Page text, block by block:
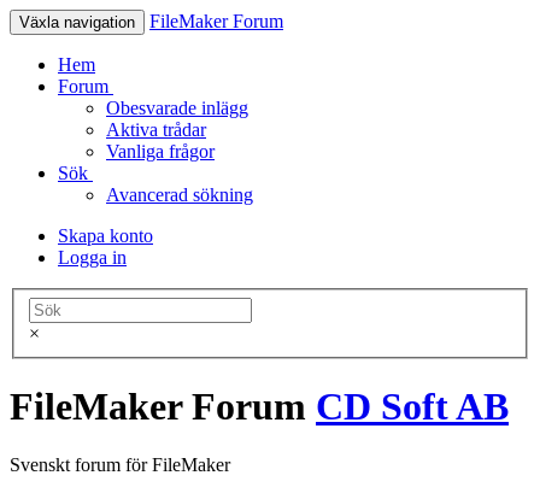
Växla navigation FileMaker Forum
Hem
Forum
Obesvarade inlägg
Aktiva trådar
Vanliga frågor
Sök
Avancerad sökning
Skapa konto
Logga in
×
FileMaker Forum CD Soft AB
Svenskt forum för FileMaker